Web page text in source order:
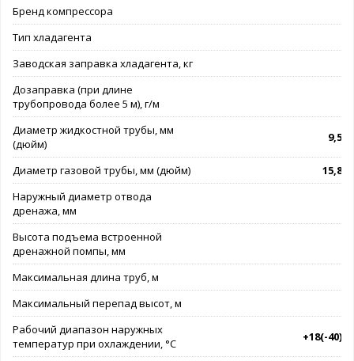
Бренд компрессора
Тип хладагента
Заводская заправка хладагента, кг
Дозаправка (при длине
трубопровода более 5 м), г/м
Диаметр жидкостной трубы, мм
(дюйм)
Диаметр газовой трубы, мм (дюйм)
Наружный диаметр отвода
дренажа, мм
Высота подъема встроенной
дренажной помпы, мм
Максимальная длина труб, м
Максимальный перепад высот, м
Рабочий диапазон наружных
температур при охлаждении, °C
+18(-